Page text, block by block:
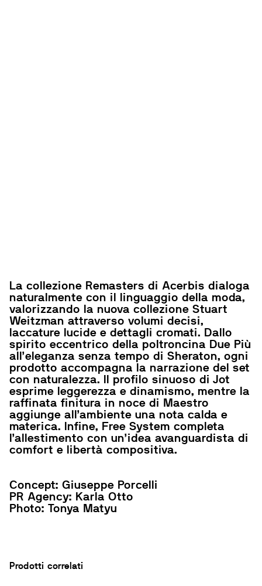
La collezione Remasters di Acerbis dialoga
naturalmente con il linguaggio della moda,
valorizzando la nuova collezione Stuart
Weitzman attraverso volumi decisi,
laccature lucide e dettagli cromati. Dallo
spirito eccentrico della poltroncina Due Più
all’eleganza senza tempo di Sheraton, ogni
prodotto accompagna la narrazione del set
con naturalezza. Il profilo sinuoso di Jot
esprime leggerezza e dinamismo, mentre la
raffinata finitura in noce di Maestro
aggiunge all’ambiente una nota calda e
materica. Infine, Free System completa
l’allestimento con un’idea avanguardista di
comfort e libertà compositiva.
Concept: Giuseppe Porcelli
PR Agency: Karla Otto
Photo: Tonya Matyu
Prodotti correlati